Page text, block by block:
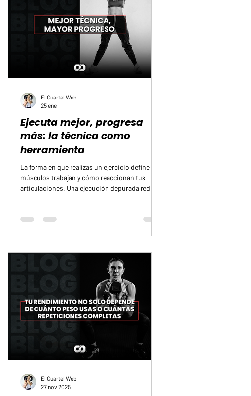
Ejecuta mejor, progresa
más: la técnica como
herramienta
La forma en que realizas un ejercicio define qué
músculos trabajan y cómo reaccionan tus
articulaciones. Una ejecución depurada reduce
eficiencia del entrenamiento y permite una
progresión sostenida. Considerar la técnica
Repetir el movimiento con poco peso facilita la
adquisición del patrón. Prioriza el ritm
El Cuartel Web
25 ene
El Cuartel Web
27 nov 2025